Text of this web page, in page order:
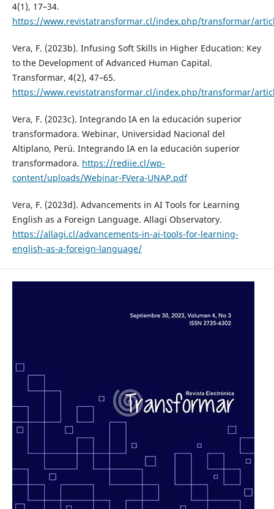
4(1), 17–34.
https://www.revistatransformar.cl/index.php/transformar/
Vera, F. (2023b). Infusing Soft Skills in Higher Education: Key
to the Development of Advanced Human Capital.
Transformar, 4(2), 47–65.
https://www.revistatransformar.cl/index.php/transformar/
Vera, F. (2023c). Integrando IA en la educación superior
transformadora. Webinar, Universidad Nacional del
Altiplano, Perú. Integrando IA en la educación superior
transformadora. https://rediie.cl/wp-
content/uploads/Webinar-FVera-UNAP.pdf
Vera, F. (2023d). Advancements in AI Tools for Learning
English as a Foreign Language. Allagi Observatory.
https://allagi.cl/advancements-in-ai-tools-for-learning-
english-as-a-foreign-language/